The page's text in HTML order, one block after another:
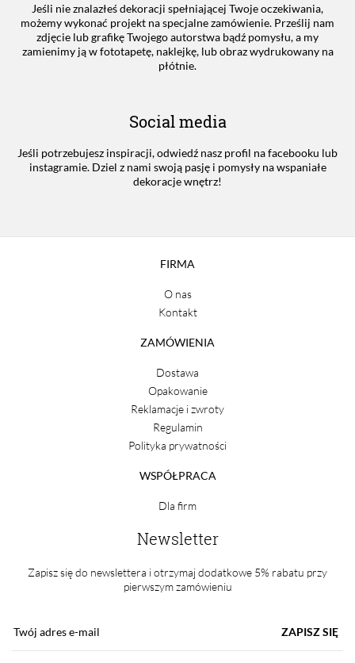
Jeśli nie znalazłeś dekoracji spełniającej Twoje oczekiwania,
możemy wykonać projekt na specjalne zamówienie. Prześlij nam
zdjęcie lub grafikę Twojego autorstwa bądź pomysłu, a my
zamienimy ją w fototapetę, naklejkę, lub obraz wydrukowany na
płótnie.
Social media
Jeśli potrzebujesz inspiracji, odwiedź nasz profil na facebooku lub
instagramie. Dziel z nami swoją pasję i pomysły na wspaniałe
dekoracje wnętrz!
FIRMA
O nas
Kontakt
ZAMÓWIENIA
Dostawa
Opakowanie
Reklamacje i zwroty
Regulamin
Polityka prywatności
WSPÓŁPRACA
Dla firm
Newsletter
Zapisz się do newslettera i otrzymaj dodatkowe 5% rabatu przy
pierwszym zamówieniu
ZAPISZ SIĘ